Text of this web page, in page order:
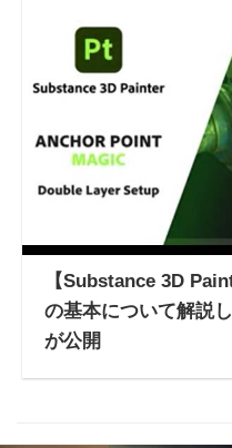
【Substance 3D
の基本について解説
が公開